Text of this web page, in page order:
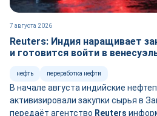
7 августа 2026
Reuters: Индия наращивает
и готовится войти в
нефть переработка нефти
В начале августа индийские
активизировали закупки сырья в
передаёт агентство Reuters